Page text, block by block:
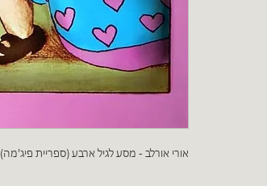
אורי אורלב - מסע לגיל ארבע (ספריית פיג'מה)